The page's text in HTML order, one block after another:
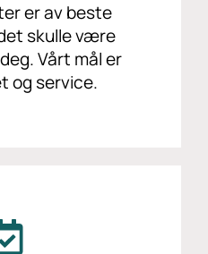
er av beste
skulle være
Vårt mål er
og service.